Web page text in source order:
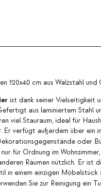
120x40 cm aus Walzstahl und
ist dank seiner Vielseitigkeit
aus laminiertem Stahl
viel Stauraum, ideal für
Er verfügt außerdem über ein
oder
für Ordnung im
Räumen nützlich. Er ist
in einem einzigen Möbelstück
Sie zur Reinigung ein